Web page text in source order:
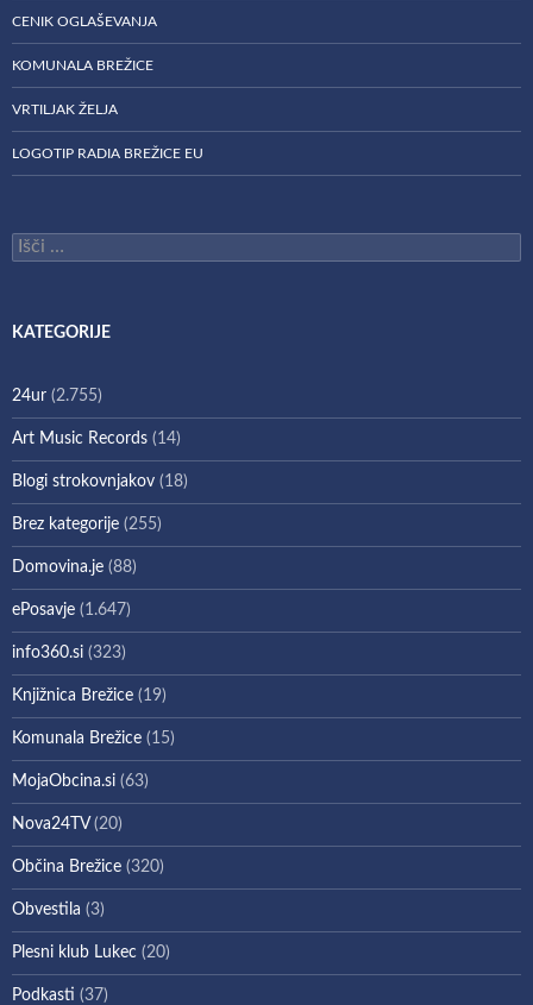
CENIK OGLAŠEVANJA
KOMUNALA BREŽICE
VRTILJAK ŽELJA
LOGOTIP RADIA BREŽICE EU
Išči:
KATEGORIJE
24ur (2.755)
Art Music Records (14)
Blogi strokovnjakov (18)
Brez kategorije (255)
Domovina.je (88)
ePosavje (1.647)
info360.si (323)
Knjižnica Brežice (19)
Komunala Brežice (15)
MojaObcina.si (63)
Nova24TV(20)
Občina Brežice (320)
Obvestila (3)
Plesni klub Lukec (20)
Podkasti (37)